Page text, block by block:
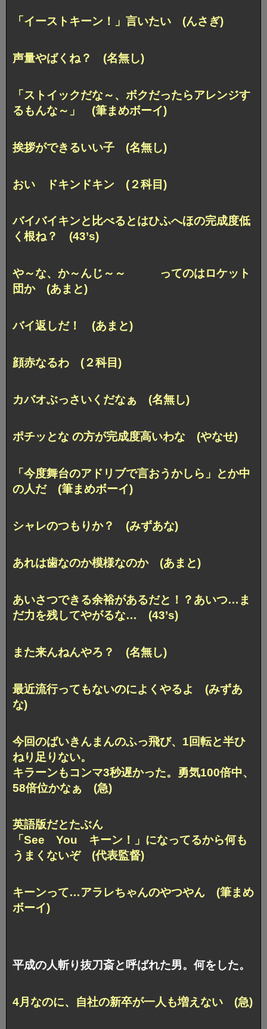
「イーストキーン！」言いたい (んさぎ)
声量やばくね？ (名無し)
「ストイックだな～、ボクだったらアレンジす
るもんな～」 (筆まめボーイ)
挨拶ができるいい子 (名無し)
おい ドキンドキン (２科目)
バイバイキンと比べるとはひふへほの完成度低
く根ね？ (43’s)
や～な、か～んじ～～ ってのはロケット
団か (あまと)
バイ返しだ！ (あまと)
顔赤なるわ (２科目)
カバオぶっさいくだなぁ (名無し)
ポチッとな の方が完成度高いわな (やなせ)
「今度舞台のアドリブで言おうかしら」とか中
の人だ (筆まめボーイ)
シャレのつもりか？ (みずあな)
あれは歯なのか模様なのか (あまと)
あいさつできる余裕があるだと！？ あいつ…ま
だ力を残してやがるな… (43’s)
また来んねんやろ？ (名無し)
最近流行ってもないのによくやるよ (みずあ
な)
今回のばいきんまんのふっ飛び、1回転と半ひ
ねり足りない。
キラーンもコンマ3秒遅かった。勇気100倍中、
58倍位かなぁ (急)
英語版だとたぶん
「See You キーン！」になってるから何も
うまくないぞ (代表監督)
キーンって…アラレちゃんのやつやん (筆まめ
ボーイ)
平成の人斬り抜刀斎と呼ばれた男。何をした。
4月なのに、自社の新卒が一人も増えない (急)